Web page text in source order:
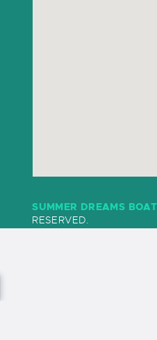
SUMMER DREAMS
RESERVED.